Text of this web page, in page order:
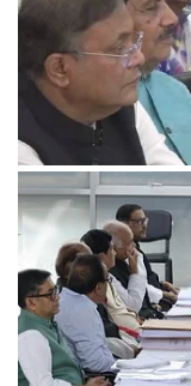
মনোনয়ন পেলেননা